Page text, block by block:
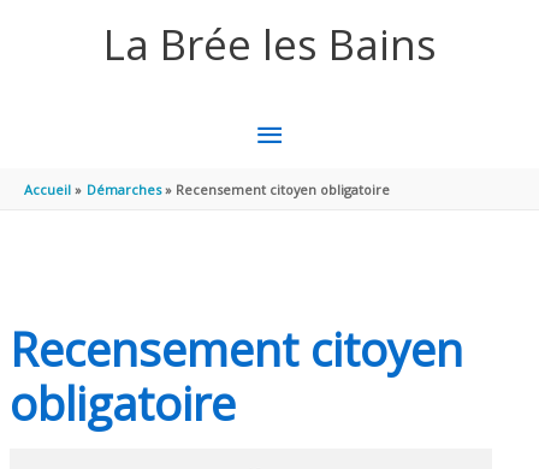
La Brée les Bains
MENU
PRINCIPAL
Accueil Démarches Recensement citoyen obligatoire
Recensement citoyen
obligatoire